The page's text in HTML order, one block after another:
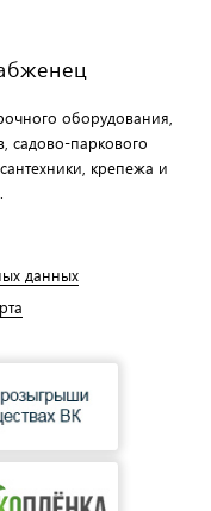
оборудования,
садово-паркового
крепежа и
данных